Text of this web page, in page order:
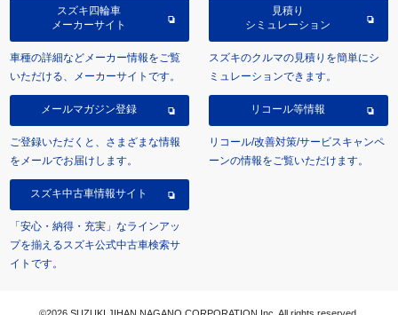
スズキ四輪車
メーカーサイト
車種の詳細などメーカー情報をご覧
いただける、メーカーサイトです。
見積り
シミュレーション
スズキのクルマの見積りを簡単にシ
ミュレーションできます。
メールマガジン登録
ご登録いただくと、さまざまな情報
をメールでお届けします。
リコール等情報
リコール/改善対策/サービスキャンペ
ーンの情報をご覧いただけます。
スズキ中古車情報サイト
「安心・納得・充実」なラインアッ
プを揃えるスズキ公式中古車検索サ
イトです。